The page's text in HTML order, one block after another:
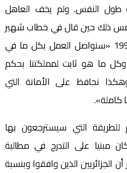
النفس. ولم يخف العاهل
ذلك حين قال في خطاب شهير
في محاميد الغزلان في 1958 «سنواصل العمل بكل ما في
وكل ما هو ثابت لمملكتنا بحكم
نحافظ على الأمانة التي
كاملة».
التي سيسترجعون بها
مبنيا على التدرج في مطالبة
الجزائريين الذين وافقوا وبنسبة